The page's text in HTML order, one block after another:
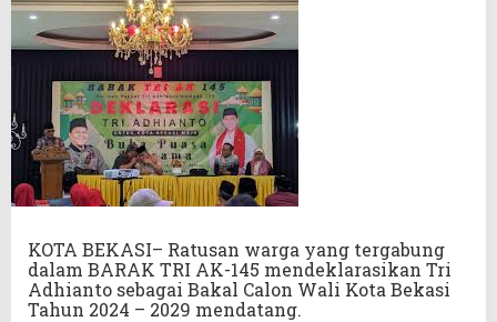
KOTA BEKASI– Ratusan warga yang tergabung
dalam BARAK TRI AK-145 mendeklarasikan Tri
Adhianto sebagai Bakal Calon Wali Kota Bekasi
Tahun 2024 – 2029 mendatang.